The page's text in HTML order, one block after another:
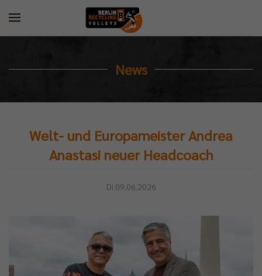
News
Welt- und Europameister Andrea
Anastasi neuer Headcoach
Di 09.06.2026